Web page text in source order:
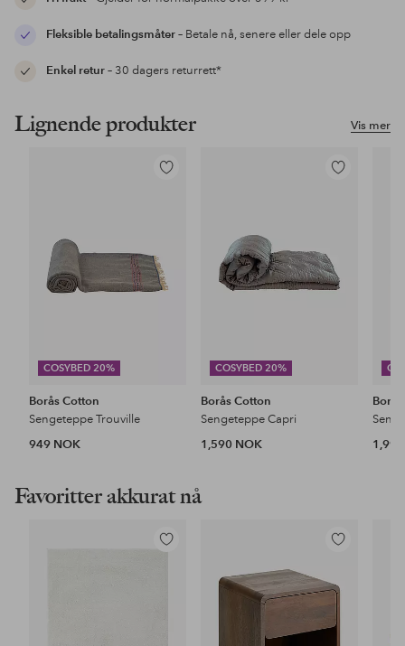
Fleksible betalingsmåter– Betale nå, senere eller dele opp
Enkel retur– 30 dagers returrett*
Vis mer
Lignende produkter
COSYBED 20%
Legg
Borås Cotton
Sengeteppe Trouville
949 NOK
COSYBED 20%
Legg
Borås Cotton
Sengeteppe Capri
1,590 NOK
Favoritter akkurat nå
Legg
Legg
favoritter